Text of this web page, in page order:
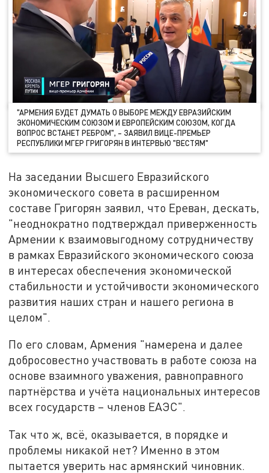
"АРМЕНИЯ БУДЕТ ДУМАТЬ О ВЫБОРЕ МЕЖДУ ЕВРАЗИЙСКИМ
ЭКОНОМИЧЕСКИМ СОЮЗОМ И ЕВРОПЕЙСКИМ СОЮЗОМ, КОГДА
ВОПРОС ВСТАНЕТ РЕБРОМ", – ЗАЯВИЛ ВИЦЕ-ПРЕМЬЕР
РЕСПУБЛИКИ МГЕР ГРИГОРЯН В ИНТЕРВЬЮ "ВЕСТЯМ"
На заседании Высшего Евразийского
экономического совета в расширенном
составе Григорян заявил, что Ереван, дескать,
"неоднократно подтверждал приверженность
Армении к взаимовыгодному сотрудничеству
в рамках Евразийского экономического союза
в интересах обеспечения экономической
стабильности и устойчивости экономического
развития наших стран и нашего региона в
целом".
По его словам, Армения "намерена и далее
добросовестно участвовать в работе союза на
основе взаимного уважения, равноправного
партнёрства и учёта национальных интересов
всех государств – членов ЕАЭС".
Так что ж, всё, оказывается, в порядке и
проблемы никакой нет? Именно в этом
пытается уверить нас армянский чиновник.